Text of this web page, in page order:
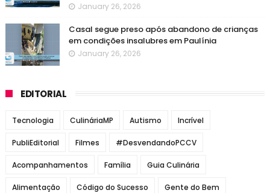
January 26, 2026
Casal segue preso após abandono de crianças
em condições insalubres em Paulínia
January 26, 2026
EDITORIAL
Tecnologia CulináriaMP Autismo Incrível
PubliEditorial Filmes #DesvendandoPCCV
Acompanhamentos Família Guia Culinária
Alimentação Código do Sucesso Gente do Bem